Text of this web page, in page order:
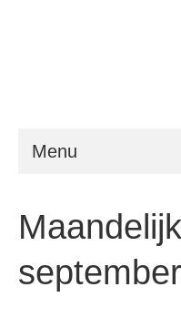
Menu
Vereisten
FAQ